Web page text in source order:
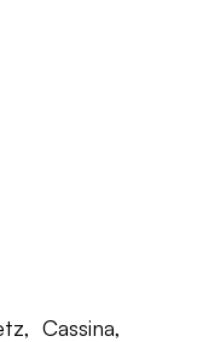
Cassina,